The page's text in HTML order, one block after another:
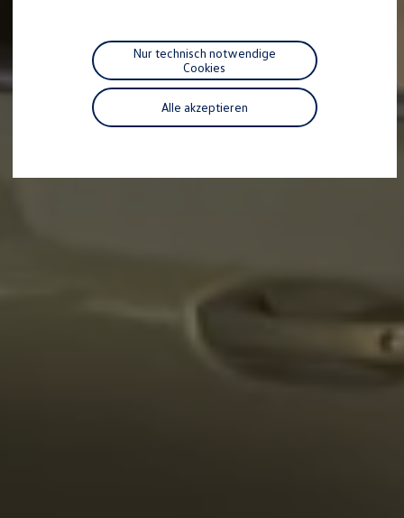
Individualisieren
Wallbox und Ladekabel
Digitale Extras
Dienste für Ihr Modell finden
Volkswagen Apps, Login und Shop
Handy und Fahrzeug verbinden
Vorgängermodelle
Alle akzeptieren
Nur technisch notwendige
Cookies